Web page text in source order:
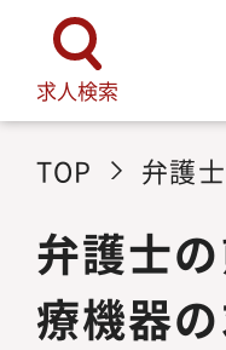
求人検索
TOP 弁護
弁護士
療機器